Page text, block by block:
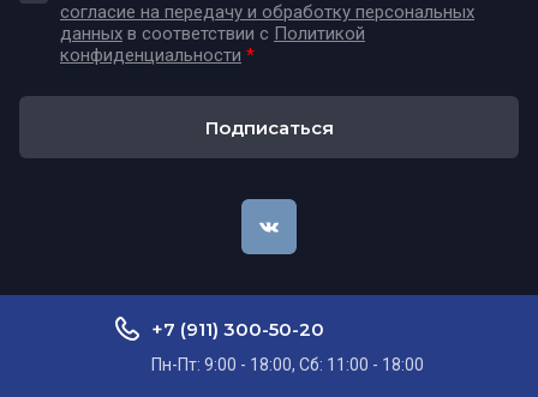
согласие на передачу и обработку персональных
данных в соответствии с Политикой
конфиденциальности *
Подписаться
+7 (911) 300-50-20
Пн-Пт: 9:00 - 18:00, Сб: 11:00 - 18:00